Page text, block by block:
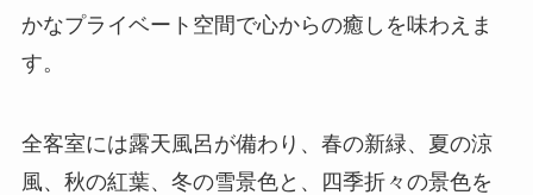
かなプライベート空間で心からの癒しを味わえま
す。
全客室には露天風呂が備わり、春の新緑、夏の涼
風、秋の紅葉、冬の雪景色と、四季折々の景色を